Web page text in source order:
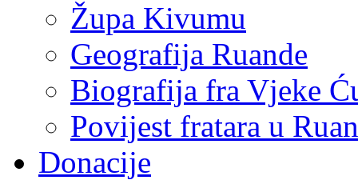
Župa Kivumu
Geografija Ruande
Biografija fra Vjeke
Povijest fratara u
Donacije